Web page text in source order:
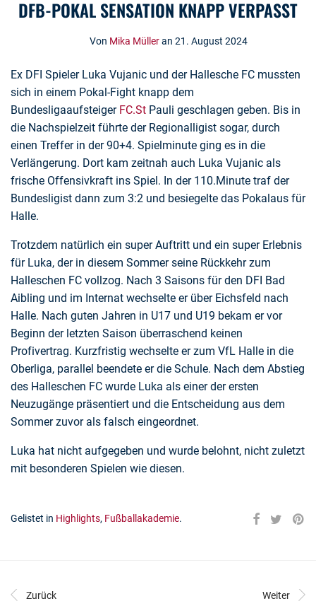
DFB-POKAL SENSATION KNAPP VERPASST
Von Mika Müller an 21. August 2024
Ex DFI Spieler Luka Vujanic und der Hallesche FC mussten
sich in einem Pokal-Fight knapp dem
Bundesligaaufsteiger FC.St Pauli geschlagen geben. Bis in
die Nachspielzeit führte der Regionalligist sogar, durch
einen Treffer in der 90+4. Spielminute ging es in die
Verlängerung. Dort kam zeitnah auch Luka Vujanic als
frische Offensivkraft ins Spiel. In der 110.Minute traf der
Bundesligist dann zum 3:2 und besiegelte das Pokalaus für
Halle.
Trotzdem natürlich ein super Auftritt und ein super Erlebnis
für Luka, der in diesem Sommer seine Rückkehr zum
Halleschen FC vollzog. Nach 3 Saisons für den DFI Bad
Aibling und im Internat wechselte er über Eichsfeld nach
Halle. Nach guten Jahren in U17 und U19 bekam er vor
Beginn der letzten Saison überraschend keinen
Profivertrag. Kurzfristig wechselte er zum VfL Halle in die
Oberliga, parallel beendete er die Schule. Nach dem Abstieg
des Halleschen FC wurde Luka als einer der ersten
Neuzugänge präsentiert und die Entscheidung aus dem
Sommer zuvor als falsch eingeordnet.
Luka hat nicht aufgegeben und wurde belohnt, nicht zuletzt
mit besonderen Spielen wie diesen.
Gelistet in Highlights, Fußballakademie.
Zurück Weiter